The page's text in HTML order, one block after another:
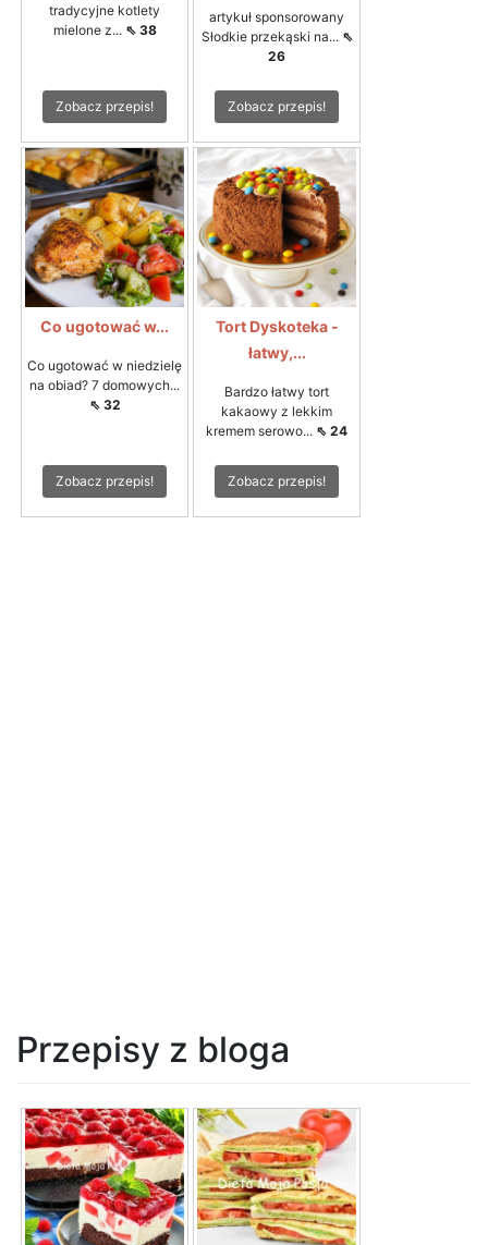
tradycyjne kotlety
mielone z... ⇖ 38
Zobacz przepis!
artykuł sponsorowany
Słodkie przekąski na... ⇖
26
Zobacz przepis!
Co ugotować w...
Co ugotować w niedzielę
na obiad? 7 domowych...
⇖ 32
Zobacz przepis!
Tort Dyskoteka -
łatwy,...
Bardzo łatwy tort
kakaowy z lekkim
kremem serowo... ⇖ 24
Zobacz przepis!
Przepisy z bloga